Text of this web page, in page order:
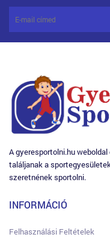
A gyeresportolni.hu
találjanak a
szeretnének sportolni.
INFORMÁCIÓ
Felhasználási Feltételek